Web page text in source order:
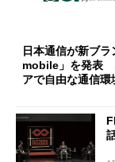
日本通信が新ブ
mobile」を発表
アで自由な通信環